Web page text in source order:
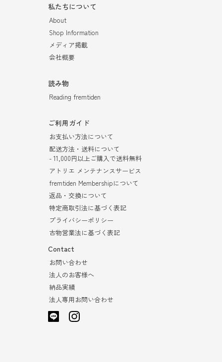
私たちについて
About
Shop Information
メディア掲載
会社概要
読み物
Reading fremtiden
ご利用ガイド
お支払い方法について
配送方法・送料について
- 11,000円以上ご購入で送料無料
アトリエ メンテナンスサービス
fremtiden Membershipについて
返品・交換について
特定商取引法に基づく表記
プライバシーポリシー
古物営業法に基づく表記
Contact
お問い合わせ
法人のお客様へ
納品実績
法人専用お問い合わせ